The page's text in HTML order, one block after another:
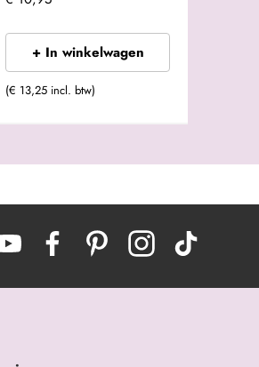
+ In winkelwagen
(€ 13,25 incl. btw)